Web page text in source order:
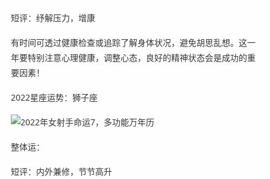
短评：纾解压力，增康
有时间可透过健康检查或追踪了解身体状况，避免胡思乱想。这一
年要特别注意心理健康，调整心态，良好的精神状态会是成功的重
要因素！
2022星座运势：狮子座
整体运：
短评：内外兼修，节节高升